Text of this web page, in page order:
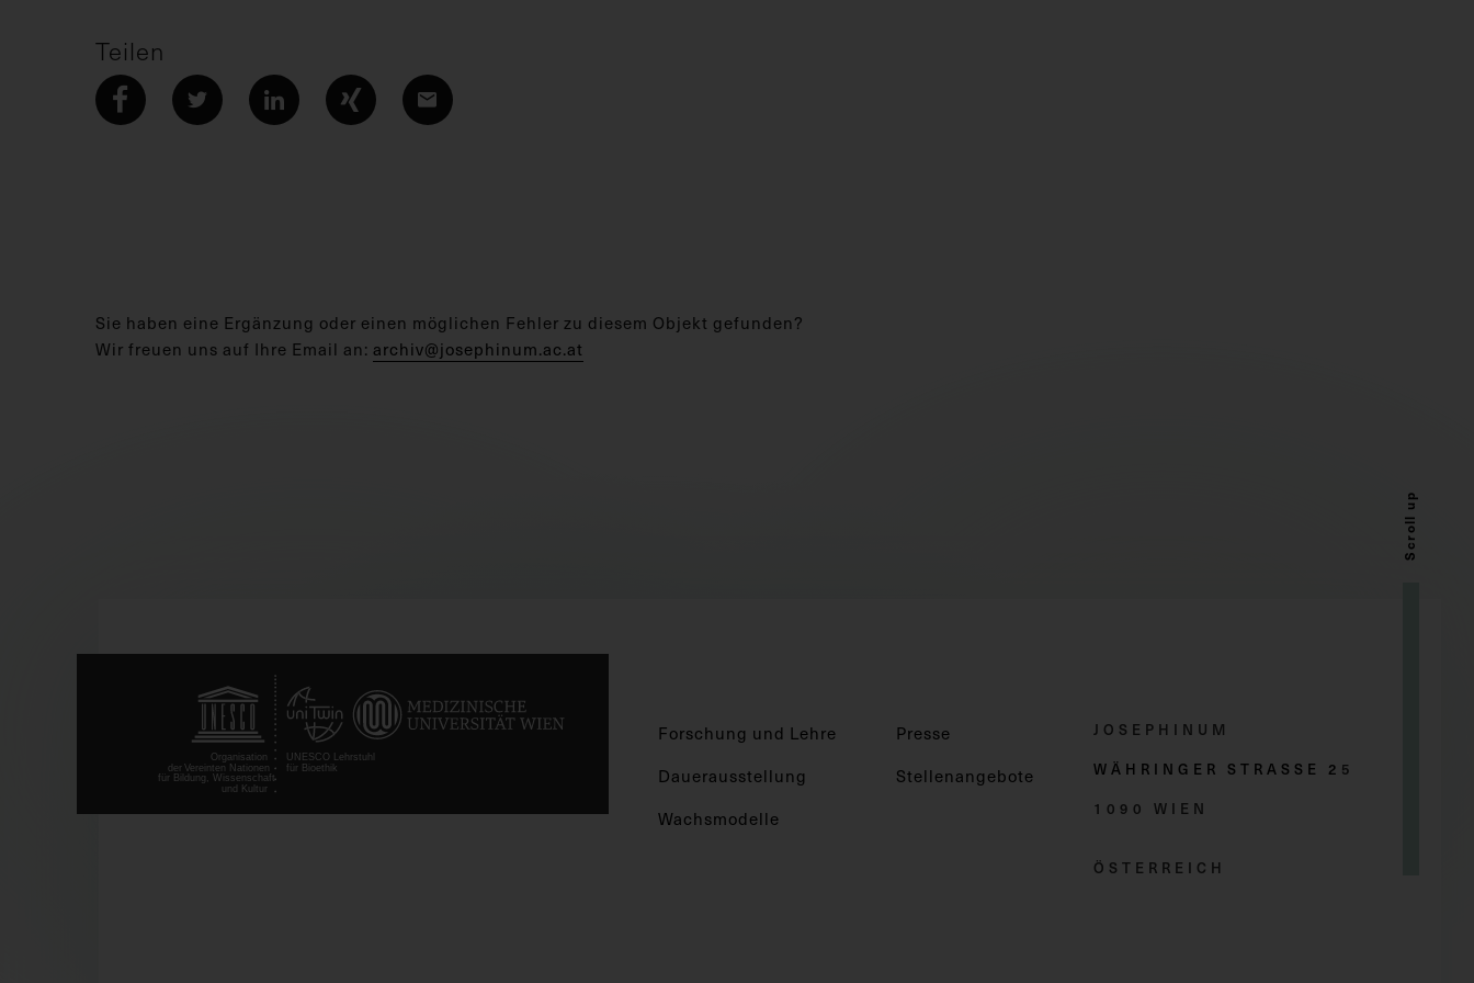
Teilen
Sie haben eine Ergänzung oder einen möglichen Fehler zu diesem Objekt gefunden?
Wir freuen uns auf Ihre Email an: archiv@josephinum.ac.at
Scroll up
Forschung und Lehre
Dauerausstellung
Wachsmodelle
Presse
Stellenangebote
JOSEPHINUM
WÄHRINGER STRASSE 2 5
1090 WIEN
ÖSTERREICH